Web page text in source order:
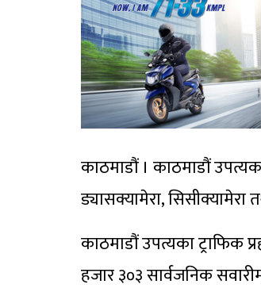
काठमाडौं । काठमाडौं
ड्यासक्यामेरा, सिसीक्यामेरा
काठमाडौं उपत्यका ट्राफिक
हजार ३०३ सार्वजनिक